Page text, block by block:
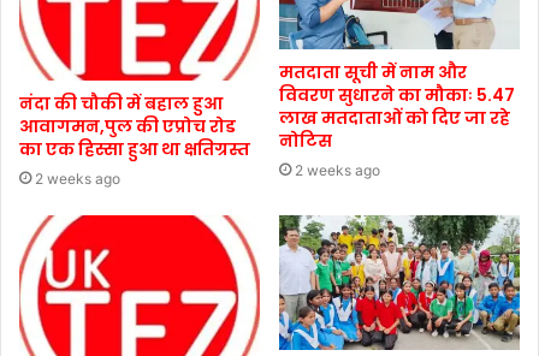
नंदा की चौकी में बहाल हुआ
आवागमन,पुल की एप्रोच रोड
का एक हिस्सा हुआ था क्षतिग्रस्त
2 weeks ago
मतदाता सूची में नाम और
विवरण सुधारने का मौकाः 5.47
लाख मतदाताओं को दिए जा रहे
नोटिस
2 weeks ago